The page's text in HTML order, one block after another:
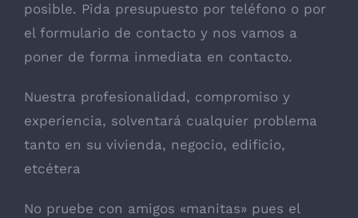
posible. Pida presupuesto por teléfono o por
el formulario de contacto y nos vamos a
poner de forma inmediata en contacto.
Nuestra profesionalidad, compromiso y
experiencia, solventará cualquier problema
tanto en su vivienda, negocio, edificio,
etcétera
No pruebe con amigos «manitas» pues el